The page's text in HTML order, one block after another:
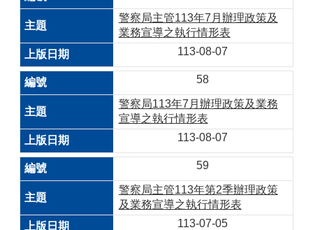
警察局主管113年7月辦理政策及
業務宣導之執行情形表
113-08-07
58
警察局113年7月辦理政策及業務
宣導之執行情形表
113-08-07
59
警察局主管113年第2季辦理政策
及業務宣導之執行情形表
113-07-05